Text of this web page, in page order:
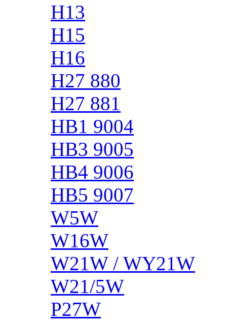
H13
H15
H16
H27 880
H27 881
HB1 9004
HB3 9005
HB4 9006
HB5 9007
W5W
W16W
W21W / WY21W
W21/5W
P27W